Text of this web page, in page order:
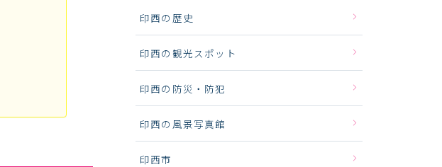
印西の歴史
印西の観光スポット
印西の防災・防犯
印西の風景写真館
印西市